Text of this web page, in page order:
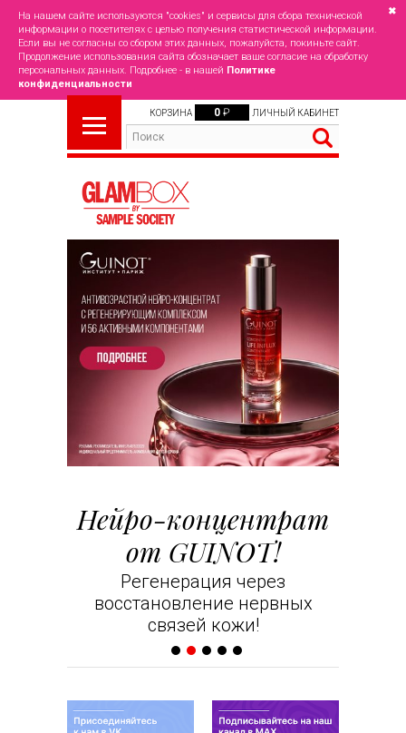
На нашем сайте используются "cookies" и сервисы для сбора технической
информации о посетителях с целью получения статистической информации.
Если вы не согласны со сбором этих данных, пожалуйста, покиньте сайт.
Продолжение использования сайта обозначает ваше согласие на обработку
персональных данных. Подробнее - в нашей Политике
конфиденциальности
✖
КОРЗИНА 0 ₽ ЛИЧНЫЙ КАБИНЕТ
Нейро-концентрат
от GUINOT!
Регенерация через
восстановление нервных
связей кожи!